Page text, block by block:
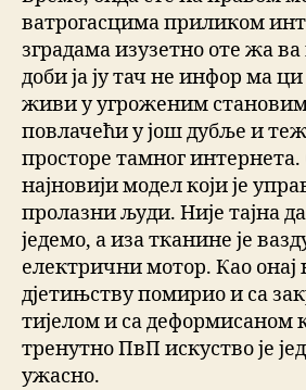
ватрогасцима приликом
зградама изузетно оте жа
доби ја ју тач не инфор ма ци
живи у угроженим
повлачећи у још дубље и
просторе тамног интернета.
најновији модел који је
пролазни људи. Није тајна
једемо, а иза тканине је
електрични мотор. Као онај
дјетињству помирио и са
тијелом и са деформисаном
тренутно ПвП искуство је
ужасно.